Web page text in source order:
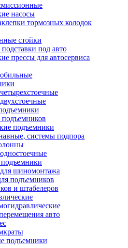
насосы
тормозных колодок
стойки
под авто
прессы для автосервиса
подъемников
подъемники
системы подпора
шиномонтажа
подъемников
и штабелеров
авто
подъемники